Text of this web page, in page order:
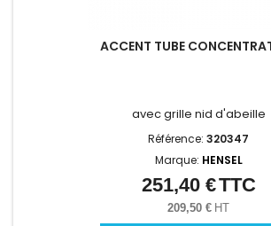
ACCENT TUBE
avec grille nid d'abeille
Référence: 320347
Marque: HENSEL
Prix
251,40 €TTC
209,50 € HT